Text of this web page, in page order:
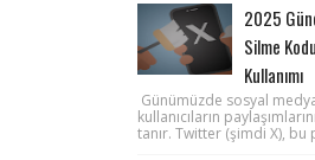
2025
Silme
Kullanımı
Günümüzde sosyal
kullanıcıların
tanır. Twitter (şimdi X),